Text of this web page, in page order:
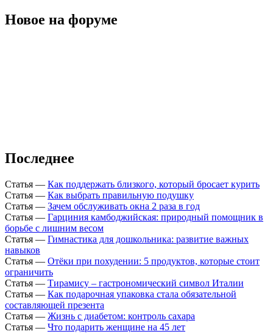
Новое на форуме
Последнее
Статья — Как поддержать близкого, который бросает курить
Статья — Как выбрать правильную подушку
Статья — Зачем обслуживать окна 2 раза в год
Статья — Гарциния камбоджийская: природный помощник в
борьбе с лишним весом
Статья — Гимнастика для дошкольника: развитие важных
навыков
Статья — Отёки при похудении: 5 продуктов, которые стоит
ограничить
Статья — Тирамису – гастрономический символ Италии
Статья — Как подарочная упаковка стала обязательной
составляющей презента
Статья — Жизнь с диабетом: контроль сахара
Статья — Что подарить женщине на 45 лет